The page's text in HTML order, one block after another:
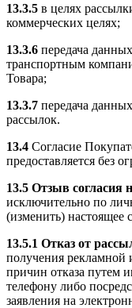
13.3.5 в целях
коммерческих целях;
13.3.6 передача
транспортным
Товара;
13.3.7 передача
рассылок.
13.4 Согласие
предоставляется без
13.5 Отзыв согласия
исключительно по
(изменить) настоящее
13.5.1 Отказ от
получения рекламной
причин отказа путем
телефону либо
заявления на